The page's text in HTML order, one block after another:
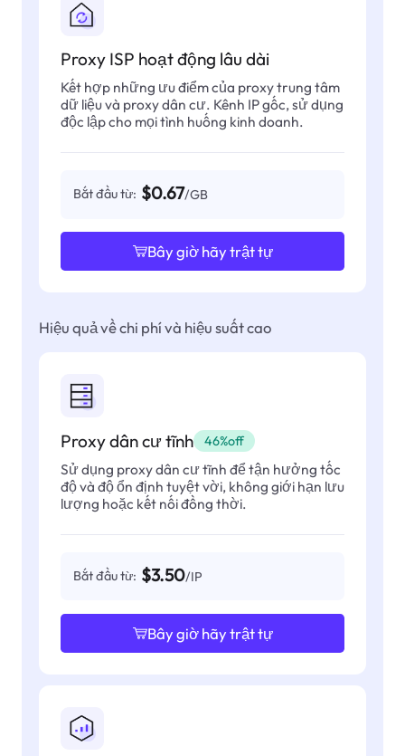
Proxy ISP hoạt động lâu dài
Kết hợp những ưu điểm của proxy trung tâm
dữ liệu và proxy dân cư. Kênh IP gốc, sử dụng
độc lập cho mọi tình huống kinh doanh.
Bắt đầu từ: $0.67/GB
Bây giờ hãy trật tự
Hiệu quả về chi phí và hiệu suất cao
Proxy dân cư tĩnh 46%off
Sử dụng proxy dân cư tĩnh để tận hưởng tốc
độ và độ ổn định tuyệt vời, không giới hạn lưu
lượng hoặc kết nối đồng thời.
Bắt đầu từ: $3.50/IP
Bây giờ hãy trật tự